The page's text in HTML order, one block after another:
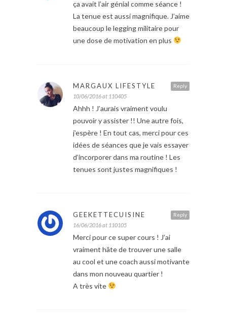
ça avait l’air génial comme séance !
La tenue est aussi magnifique. J’aime
beaucoup le legging militaire pour
une dose de motivation en plus
Reply
MARGAUX LIFESTYLE
10/06/2016 at 110405
Ahhh ! J’aurais vraiment voulu
pouvoir y assister !! Une autre fois,
j’espère ! En tout cas, merci pour ces
idées de séances que je vais essayer
d’incorporer dans ma routine ! Les
tenues sont justes magnifiques !
Reply
GEEKETTECUISINE
16/06/2016 at 110105
Merci pour ce super cours ! J’ai
vraiment hâte de trouver une salle
au cool et une coach aussi motivante
dans mon nouveau quartier !
A très vite